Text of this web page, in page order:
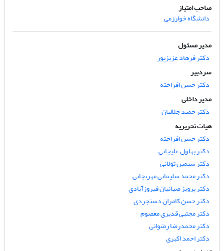
صاحب امتیاز
دانشگاه خوارزمی
مدیر مسئول
دکتر فرهاد عزیزپور
سردبیر
دکتر حسن افراخته
مدیر داخلی
دکتر حمید جلالیان
هیات تحریریه
دکتر حسن افراخته
دکتر بهلول علیجانی
دکتر سیمین تولائی
دکتر محمد سلیمانی مهرنجانی
دکتر پرویز ضیائیان فیروزآبادی
دکتر حسن کامران دستجردی
دکتر مجتبی قدیری معصوم
دکتر محمدرضا رضوانی
دکتر احمد اکبری